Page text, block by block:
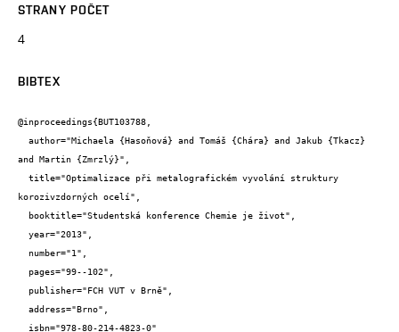
STRANY POČET
4
BIBTEX
@inproceedings{BUT103788,
and Martin {Zmrzlý}",
korozivzdorných ocelí",